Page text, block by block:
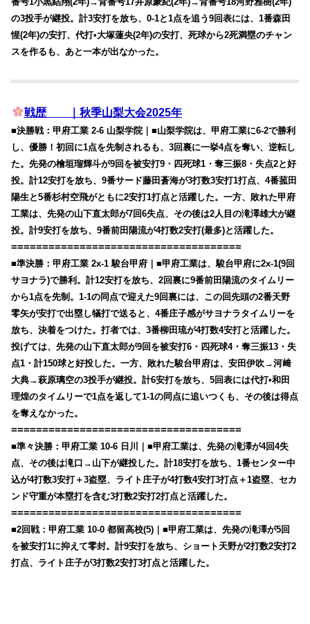
の3投手が継投。計3安打を放ち、0-1と1点を追う9回表には、1番森田
惺(2年)の安打、代打•大塚蓮央(2年)の安打、死球から2死満塁のチャン
スを作るも、あと一本が出なかった。
戦歴 ｜秋季山梨大会2025年
■決勝戦：甲府工業 2-6 山梨学院｜■山梨学院は、甲府工業に6-2で勝利
し、優勝！初回に1点を先制されるも、3回裏に一挙4点を奪い、逆転し
た。先発の檜垣瑠輝斗が9回を被安打9・四死球1・奪三振8・失点2と好
投。計12安打を放ち、9番サード藤田蒼海が3打数3安打1打点、4番菰田
陽生と5番杉村空飛がともに2安打1打点と活躍した。一方、敗れた甲府
工業は、先発の山下直太郎が7回6失点、その後は2人目の滝澤雄大が継
投。計9安打を放ち、9番前田陽流が4打数2安打(最多)と活躍した。
=====================================
■準決勝：甲府工業 2x-1 駿台甲府｜■甲府工業は、駿台甲府に2x-1(9回
サヨナラ)で勝利。計12安打を放ち、2回裏に9番前田陽流のタイムリー
から1点を先制。1-1の同点で迎えた9回裏には、この回先頭の2番天野
零矢が安打で出塁し犠打で送ると、4番庄子感がサヨナラタイムリーを
放ち、決着をつけた。打者では、3番柳田琉が4打数4安打と活躍した。
投げては、先発の山下直太郎が9回を被安打6・四死球4・奪三振13・失
点1・計150球と好投した。一方、敗れた駿台甲府は、安田伊吹→河﨑
大典→萩原璃空の3投手が継投。計6安打を放ち、5回表には代打•和田
理煌のタイムリーで1点を返して1-1の同点に追いつくも、その後は得点
を奪えなかった。
=====================================
■準々決勝：甲府工業 10-6 日川｜■甲府工業は、先発の滝澤が4回4失
点、その後は滝口→山下が継投した。計18安打を放ち、1番センター中
込が4打数3安打＋3盗塁、ライト庄子が4打数4安打3打点＋1盗塁、セカ
ンド守重が本塁打を含む3打数2安打2打点と活躍した。
=====================================
■2回戦：甲府工業 10-0 都留高校(5)｜■甲府工業は、先発の滝澤が5回
を被安打1に抑えて零封。計9安打を放ち、ショート天野が2打数2安打2
打点、ライト庄子が3打数2安打3打点と活躍した。